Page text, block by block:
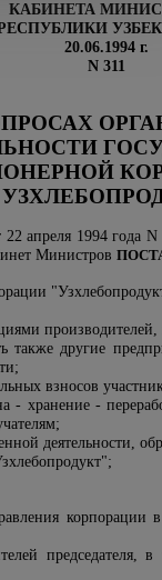
КАБИНЕТА
20.06.1994 г.
N 311
апреля 1994 года
Министров
также другие
взносов
- хранение -
деятельности,
корпорации
председателя,